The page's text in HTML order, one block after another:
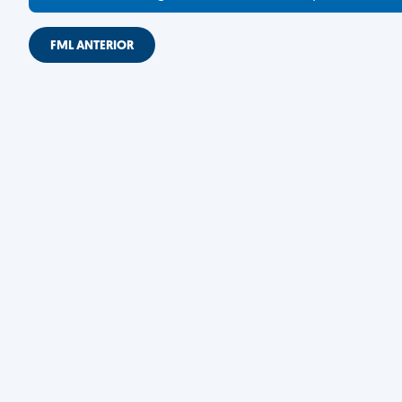
FML ANTERIOR